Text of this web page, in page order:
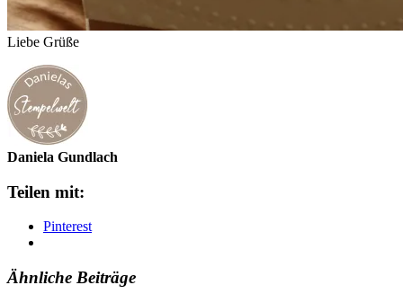
Liebe Grüße
Daniela Gundlach
Teilen mit:
Pinterest
Ähnliche Beiträge